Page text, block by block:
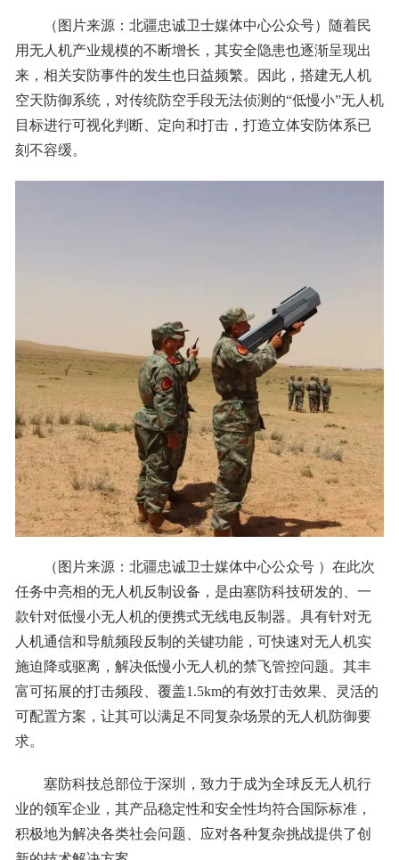
（图片来源：北疆忠诚卫士媒体中心公众号）随着民
用无人机产业规模的不断增长，其安全隐患也逐渐呈现出
来，相关安防事件的发生也日益频繁。因此，搭建无人机
空天防御系统，对传统防空手段无法侦测的“低慢小”无人机
目标进行可视化判断、定向和打击，打造立体安防体系已
刻不容缓。
（图片来源：北疆忠诚卫士媒体中心公众号 ）在此次
任务中亮相的无人机反制设备，是由塞防科技研发的、一
款针对低慢小无人机的便携式无线电反制器。具有针对无
人机通信和导航频段反制的关键功能，可快速对无人机实
施迫降或驱离，解决低慢小无人机的禁飞管控问题。其丰
富可拓展的打击频段、覆盖1.5km的有效打击效果、灵活的
可配置方案，让其可以满足不同复杂场景的无人机防御要
求。
塞防科技总部位于深圳，致力于成为全球反无人机行
业的领军企业，其产品稳定性和安全性均符合国际标准，
积极地为解决各类社会问题、应对各种复杂挑战提供了创